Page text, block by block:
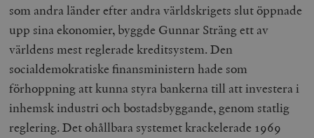
som andra länder efter andra världskrigets slut öppnade
upp sina ekonomier, byggde Gunnar Sträng ett av
världens mest reglerade kreditsystem. Den
socialdemokratiske finansministern hade som
förhoppning att kunna styra bankerna till att investera i
inhemsk industri och bostadsbyggande, genom statlig
reglering. Det ohållbara systemet krackelerade 1969